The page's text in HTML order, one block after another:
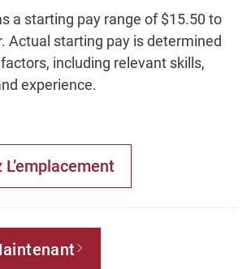
a starting pay range of $15.50 to
Actual starting pay is determined
including relevant skills,
experience.
L’emplacement